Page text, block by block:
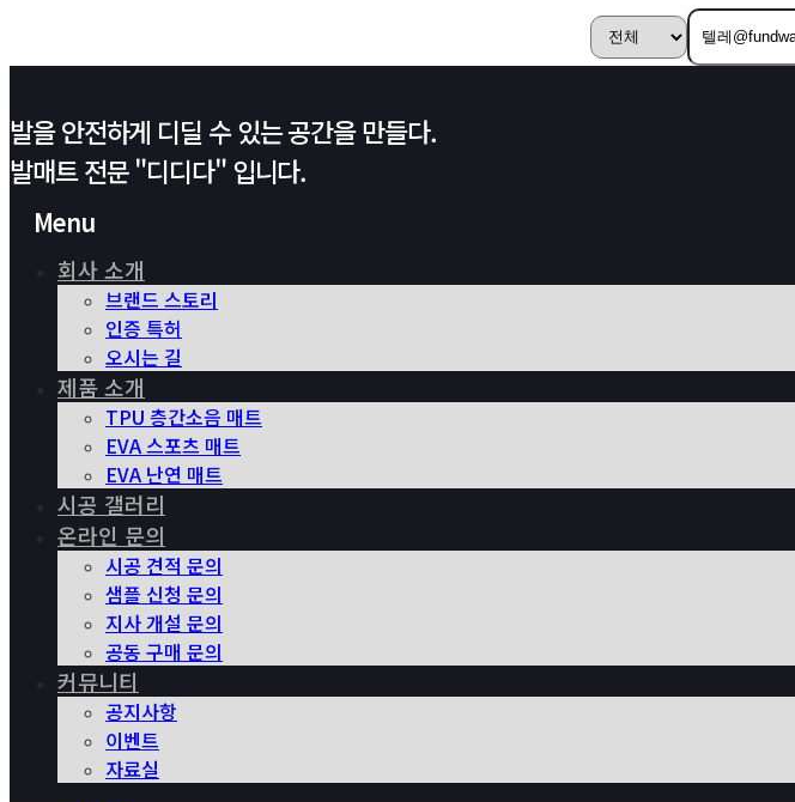
발을 안전하게 디딜 수 있는 공간을 만들다.
발매트 전문 "디디다" 입니다.
Menu
회사 소개
브랜드 스토리
인증 특허
오시는 길
제품 소개
TPU 층간소음 매트
EVA 스포츠 매트
EVA 난연 매트
시공 갤러리
온라인 문의
시공 견적 문의
샘플 신청 문의
지사 개설 문의
공동 구매 문의
커뮤니티
공지사항
이벤트
자료실